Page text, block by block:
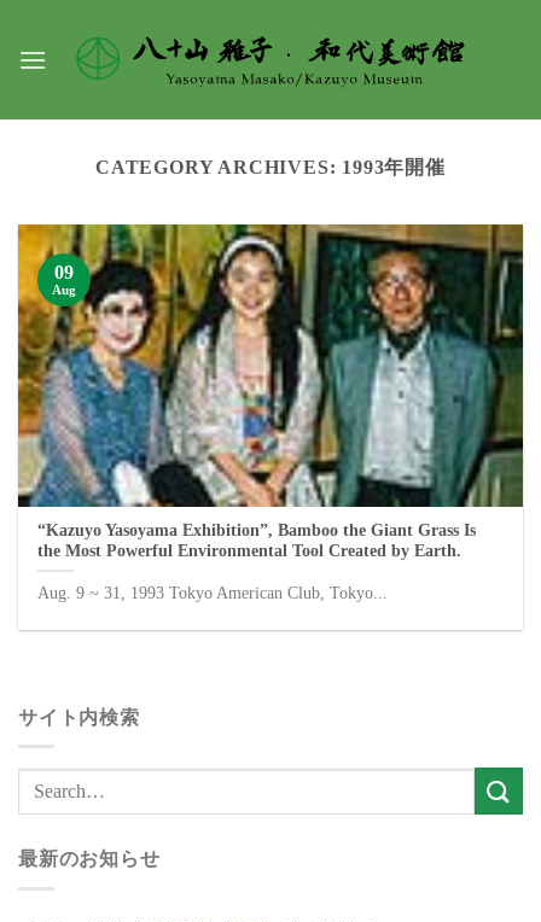
content
CATEGORY ARCHIVES: 1993年開催
“Kazuyo Yasoyama Exhibition”, Bamboo the Giant Grass Is
the Most Powerful Environmental Tool Created by Earth.
Aug. 9 ~ 31, 1993 Tokyo American Club, Tokyo...
09
Aug
サイト内検索
最新のお知らせ